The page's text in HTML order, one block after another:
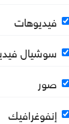
فيديوهات
سوشيال
صور
إنفوغرافيك